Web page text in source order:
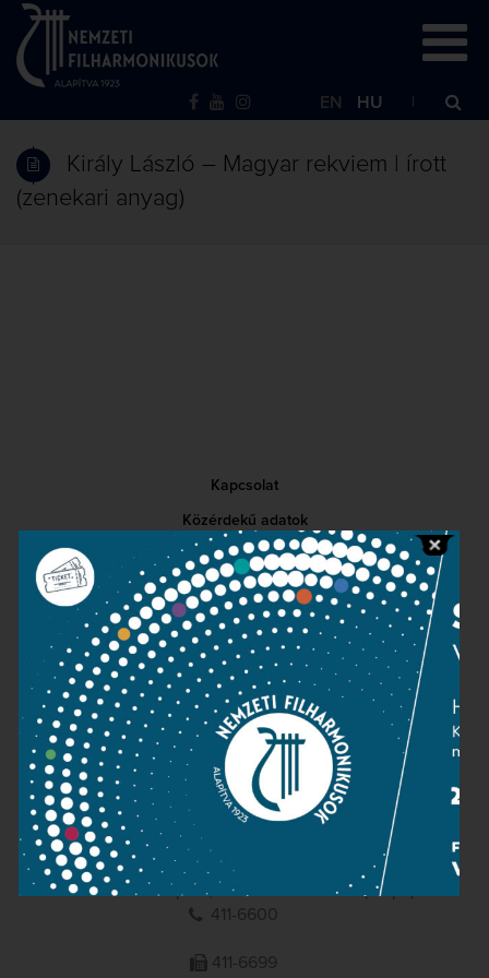
EN HU
Király László – Magyar rekviem | írott
(zenekari anyag)
Kapcsolat
Közérdekű adatok
Sajtószoba
Adatvédelem
Impresszum
NEMZETI
FILHARMONIKUSOK
1095 Budapest, Komor Marcell u. 1. (Müpa)
411-6600
411-6699